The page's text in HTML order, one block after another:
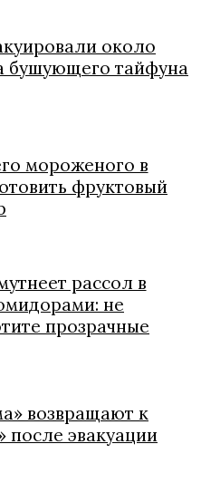
около
бушующего тайфуна
мороженого в
фруктовый
рассол в
не
прозрачные
возвращают к
после эвакуации